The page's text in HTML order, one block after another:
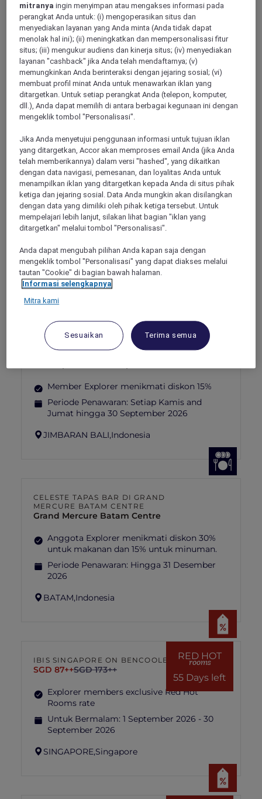
Menampilkan 207 Offers
Show All Destinations
FILTERS
MORE
escapes
PULLMAN LUANG PRABANG
DARIUSD 260++ for 2 nights
Explorer members enjoy exclusive holiday
inclusions with breakfast, meals, massage
and more
2026
LUANG
PRABANG,
Lao people's democratic
republic
TEQUILA FIESTA DI ADRIANA COCINA
Member Explorer menikmati diskon 15%
Periode Penawaran: Setiap Kamis and
Jumat hingga 30 September 2026
JIMBARAN BALI,Indonesia
CELESTE TAPAS BAR DI GRAND
MERCURE BATAM CENTRE
Grand Mercure Batam Centre
Anggota Explorer menikmati diskon 30%
untuk makanan dan 15% untuk minuman.
Periode Penawaran: Hingga 31 Desember
2026
BATAM,Indonesia
RED HOT
rooms
55 Days left
IBIS SINGAPORE ON BENCOOLEN
SGD 87++SGD 173++
Explorer members exclusive Red Hot
Rooms rate
Untuk Bermalam: 1 September 2026 - 30
September 2026
SINGAPORE,Singapore
mitranya ingin menyimpan atau mengakses informasi pada
perangkat Anda untuk: (i) mengoperasikan situs dan
menyediakan layanan yang Anda minta (Anda tidak dapat
menolak hal ini); (ii) meningkatkan dan mempersonalisasi fitur
situs; (iii) mengukur audiens dan kinerja situs; (iv) menyediakan
layanan "cashback" jika Anda telah mendaftarnya; (v)
memungkinkan Anda berinteraksi dengan jejaring sosial; (vi)
membuat profil minat Anda untuk menawarkan iklan yang
ditargetkan. Untuk setiap perangkat Anda (telepon, komputer,
dll.), Anda dapat memilih di antara berbagai kegunaan ini dengan
mengeklik tombol "Personalisasi".
Jika Anda menyetujui penggunaan informasi untuk tujuan iklan
yang ditargetkan, Accor akan memproses email Anda (jika Anda
telah memberikannya) dalam versi "hashed", yang dikaitkan
dengan data navigasi, pemesanan, dan loyalitas Anda untuk
menampilkan iklan yang ditargetkan kepada Anda di situs pihak
ketiga dan jejaring sosial. Data Anda mungkin akan disilangkan
dengan data yang dimiliki oleh pihak ketiga tersebut. Untuk
mempelajari lebih lanjut, silakan lihat bagian "iklan yang
ditargetkan" melalui tombol "Personalisasi".
Anda dapat mengubah pilihan Anda kapan saja dengan
mengeklik tombol "Personalisasi" yang dapat diakses melalui
tautan "Cookie" di bagian bawah halaman.
Informasi selengkapnya
Mitra kami
Sesuaikan Terima semua